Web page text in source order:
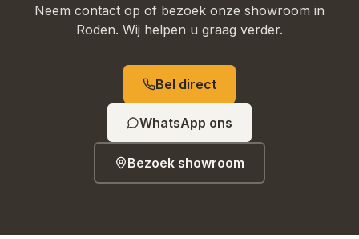
Neem contact op of bezoek onze showroom in
Roden. Wij helpen u graag verder.
Bel direct
WhatsApp ons
Bezoek showroom